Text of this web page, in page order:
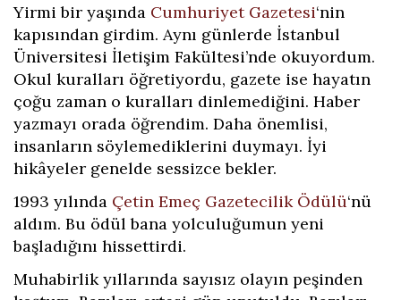
Yirmi bir yaşında Cumhuriyet Gazetesi‘nin
kapısından girdim. Aynı günlerde İstanbul
Üniversitesi İletişim Fakültesi’nde okuyordum.
Okul kuralları öğretiyordu, gazete ise hayatın
çoğu zaman o kuralları dinlemediğini. Haber
yazmayı orada öğrendim. Daha önemlisi,
insanların söylemediklerini duymayı. İyi
hikâyeler genelde sessizce bekler.
1993 yılında Çetin Emeç Gazetecilik Ödülü‘nü
aldım. Bu ödül bana yolculuğumun yeni
başladığını hissettirdi.
Muhabirlik yıllarında sayısız olayın peşinden